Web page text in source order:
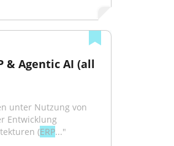
& Agentic AI (all
unter Nutzung von
Entwicklung
(ERP..."